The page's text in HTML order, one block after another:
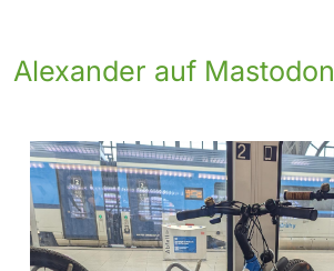
Alexander auf Mastodon